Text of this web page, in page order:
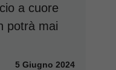
a cuore
potrà mai
5 Giugno 2024